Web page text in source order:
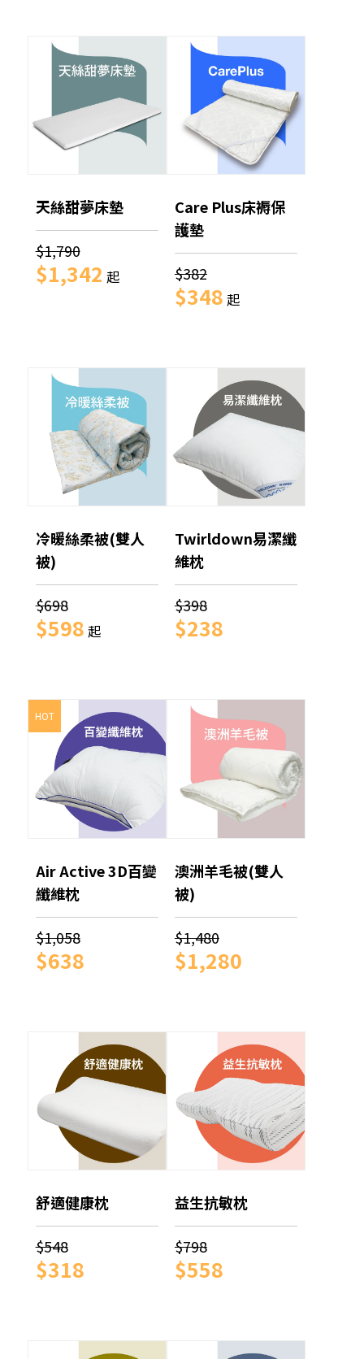
天絲甜夢床墊
$1,790
$1,342 起
Care Plus床褥保
護墊
$382
$348 起
冷暖絲柔被(雙人
被)
$698
$598 起
Twirldown易潔纖
維枕
$398
$238
HOT
Air Active 3D百變
纖維枕
$1,058
$638
澳洲羊毛被(雙人
被)
$1,480
$1,280
舒適健康枕
$548
$318
益生抗敏枕
$798
$558